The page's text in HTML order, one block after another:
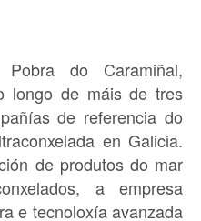
do Caramiñal,
longo de máis de tres
de referencia do
en Galicia.
de produtos do mar
a empresa
e tecnoloxía avanzada